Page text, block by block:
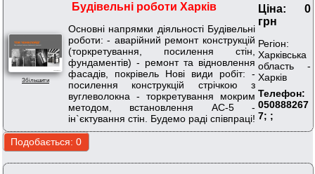
Збільшити
Будівельні роботи Харків
Основні напрямки діяльності Будівельні
роботи: - аварійний ремонт конструкцій
(торкретування, посилення стін,
фундаментів) - ремонт та відновлення
фасадів, покрівель Нові види робіт: -
посилення конструкцій стрічкою з
вуглеволокна - торкретування мокрим
методом, встановлення АС-5 -
ін`єктування стін. Будемо раді співпраці!
Ціна: 0
грн
Регіон:
Харківська
область -
Харків
Телефон:
050888267
7; ;